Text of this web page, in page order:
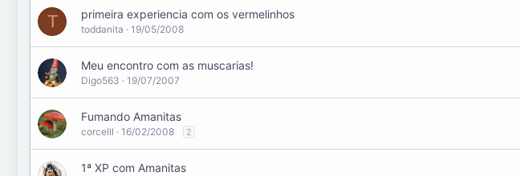
T primeira experiencia com os vermelinhos
toddanita 19/05/2008
Meu encontro com as muscarias!
Digo563 19/07/2007
Fumando Amanitas
corcelll 16/02/2008 2
1ª XP com Amanitas